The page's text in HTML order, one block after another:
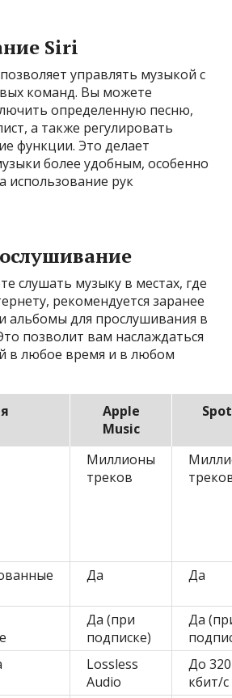
Siri
управлять музыкой с
команд. Вы можете
определенную песню,
а также регулировать
функции. Это делает
более удобным, особенно
использование рук
слушать музыку в местах, где
рекомендуется заранее
альбомы для прослушивания в
позволит вам наслаждаться
в любое время и в любом
Apple
Music
Миллионы
треков
Да Да
Да (при
подписке)
Да
Lossless
Audio
До 320
кбит/с